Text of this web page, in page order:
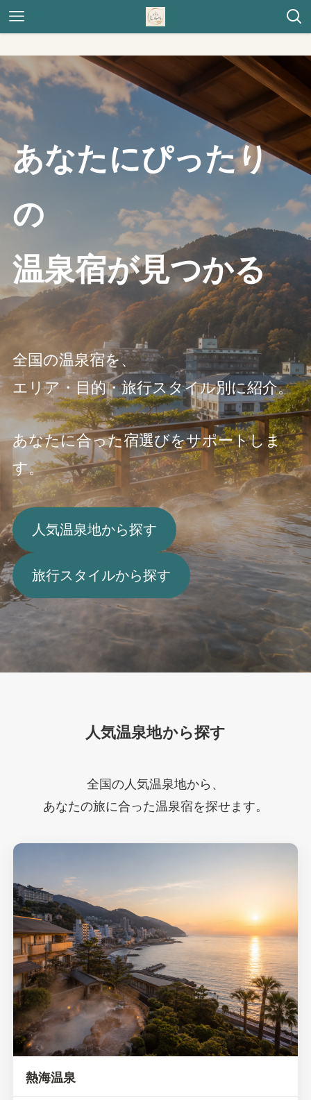
あなたにぴったり
の
温泉宿が見つかる
全国の温泉宿を、
エリア・目的・旅行スタイル別に紹介。
あなたに合った宿選びをサポートしま
す。
人気温泉地から探す
旅行スタイルから探す
人気温泉地から探す
全国の人気温泉地から、
あなたの旅に合った温泉宿を探せます。
熱海温泉